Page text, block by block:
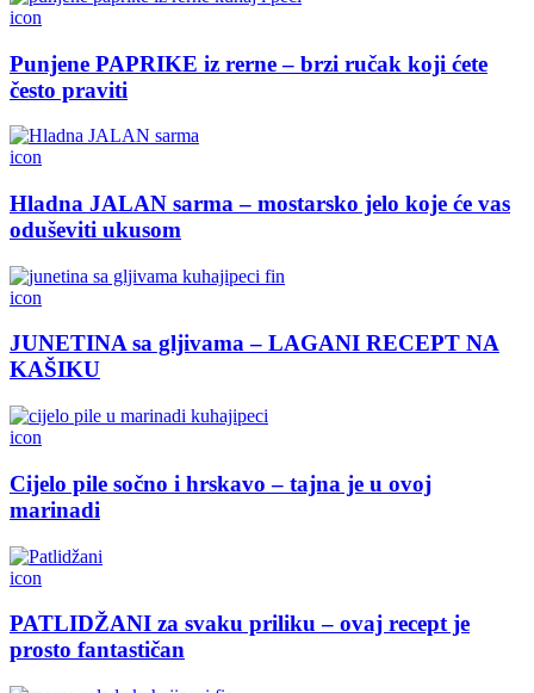
icon
Punjene PAPRIKE iz rerne – brzi ručak koji ćete
često praviti
icon
Hladna JALAN sarma – mostarsko jelo koje će vas
oduševiti ukusom
icon
JUNETINA sa gljivama – LAGANI RECEPT NA
KAŠIKU
icon
Cijelo pile sočno i hrskavo – tajna je u ovoj
marinadi
icon
PATLIDŽANI za svaku priliku – ovaj recept je
prosto fantastičan